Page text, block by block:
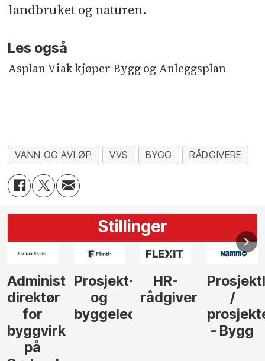
landbruket og naturen.
Les også
Asplan Viak kjøper Bygg og Anleggsplan
VANN OG AVLØP VVS BYGG RÅDGIVERE
Stillinger
HR-
rådgiver
Prosjektleder
/
prosjekteringsleder
Vi
behøver
elektrofagfolk
Anlegg
søker
Elektro